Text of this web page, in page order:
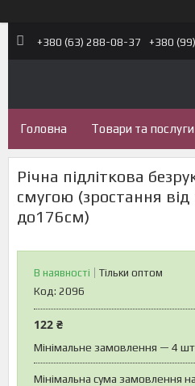
+380 (63) 288-08-37 +380
Головна Товари та послуги
Річна підліткова
смугою (зростання
до176см)
В наявності
Тільки оптом
Код: 2096
122 ₴
Мінімальне замовлення — 4
Мінімальна сума замовлення